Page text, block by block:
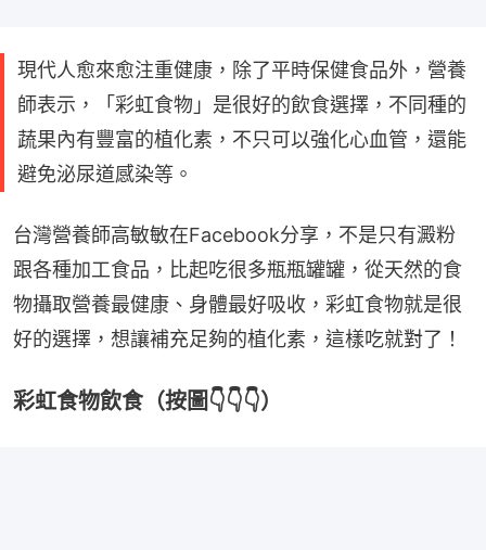
現代人愈來愈注重健康，除了平時保健食品外，營養
師表示，「彩虹食物」是很好的飲食選擇，不同種的
蔬果內有豐富的植化素，不只可以強化心血管，還能
避免泌尿道感染等。
台灣營養師高敏敏在Facebook分享，不是只有澱粉
跟各種加工食品，比起吃很多瓶瓶罐罐，從天然的食
物攝取營養最健康、身體最好吸收，彩虹食物就是很
好的選擇，想讓補充足夠的植化素，這樣吃就對了！
彩虹食物飲食（按圖👇👇👇）